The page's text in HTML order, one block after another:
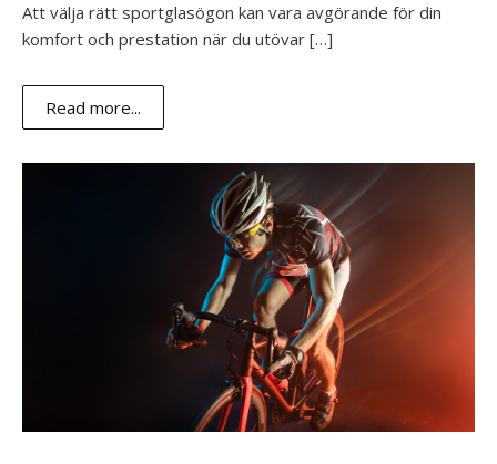
Att välja rätt sportglasögon kan vara avgörande för din
komfort och prestation när du utövar […]
Read more...